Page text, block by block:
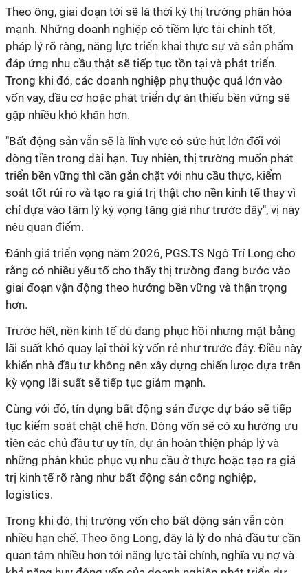
Theo ông, giai đoạn tới sẽ là thời kỳ thị trường phân hóa
mạnh. Những doanh nghiệp có tiềm lực tài chính tốt,
pháp lý rõ ràng, năng lực triển khai thực sự và sản phẩm
đáp ứng nhu cầu thật sẽ tiếp tục tồn tại và phát triển.
Trong khi đó, các doanh nghiệp phụ thuộc quá lớn vào
vốn vay, đầu cơ hoặc phát triển dự án thiếu bền vững sẽ
gặp nhiều khó khăn hơn.
"Bất động sản vẫn sẽ là lĩnh vực có sức hút lớn đối với
dòng tiền trong dài hạn. Tuy nhiên, thị trường muốn phát
triển bền vững thì cần gắn chặt với nhu cầu thực, kiểm
soát tốt rủi ro và tạo ra giá trị thật cho nền kinh tế thay vì
chỉ dựa vào tâm lý kỳ vọng tăng giá như trước đây", vị này
nêu quan điểm.
Đánh giá triển vọng năm 2026, PGS.TS Ngô Trí Long cho
rằng có nhiều yếu tố cho thấy thị trường đang bước vào
giai đoạn vận động theo hướng bền vững và thận trọng
hơn.
Trước hết, nền kinh tế dù đang phục hồi nhưng mặt bằng
lãi suất khó quay lại thời kỳ vốn rẻ như trước đây. Điều này
khiến nhà đầu tư không nên xây dựng chiến lược dựa trên
kỳ vọng lãi suất sẽ tiếp tục giảm mạnh.
Cùng với đó, tín dụng bất động sản được dự báo sẽ tiếp
tục kiểm soát chặt chẽ hơn. Dòng vốn sẽ có xu hướng ưu
tiên các chủ đầu tư uy tín, dự án hoàn thiện pháp lý và
những phân khúc phục vụ nhu cầu ở thực hoặc tạo ra giá
trị kinh tế rõ ràng như bất động sản công nghiệp,
logistics.
Trong khi đó, thị trường vốn cho bất động sản vẫn còn
nhiều hạn chế. Theo ông Long, đây là lý do nhà đầu tư cần
quan tâm nhiều hơn tới năng lực tài chính, nghĩa vụ nợ và